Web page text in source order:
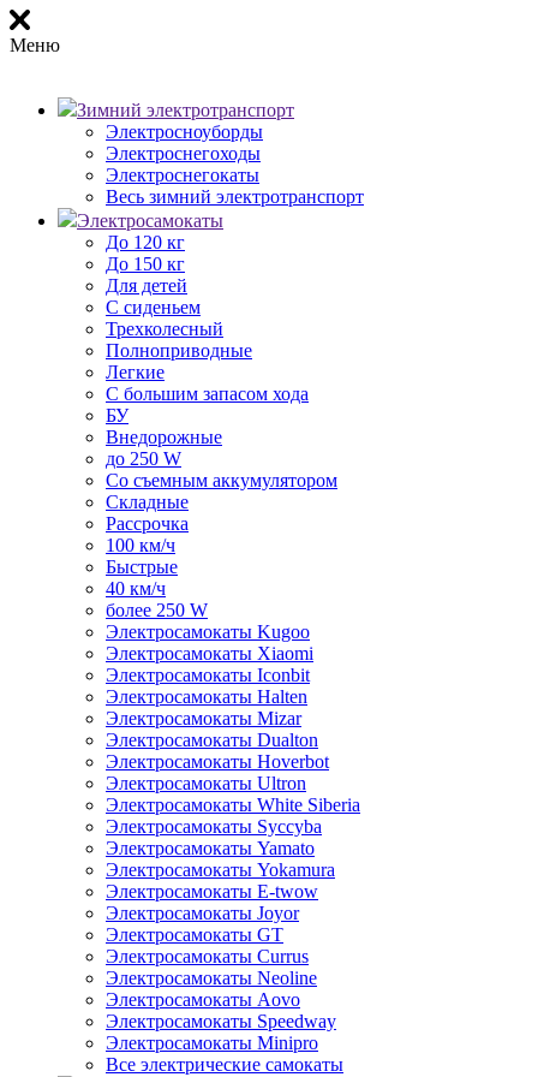
Меню
Зимний электротранспорт
Электросноуборды
Электроснегоходы
Электроснегокаты
Весь зимний электротранспорт
Электросамокаты
До 120 кг
До 150 кг
Для детей
С сиденьем
Трехколесный
Полноприводные
Легкие
С большим запасом хода
БУ
Внедорожные
до 250 W
Со съемным аккумулятором
Складные
Рассрочка
100 км/ч
Быстрые
40 км/ч
более 250 W
Электросамокаты Kugoo
Электросамокаты Xiaomi
Электросамокаты Iconbit
Электросамокаты Halten
Электросамокаты Mizar
Электросамокаты Dualton
Электросамокаты Hoverbot
Электросамокаты Ultron
Электросамокаты White Siberia
Электросамокаты Syccyba
Электросамокаты Yamato
Электросамокаты Yokamura
Электросамокаты E-twow
Электросамокаты Joyor
Электросамокаты GT
Электросамокаты Currus
Электросамокаты Neoline
Электросамокаты Aovo
Электросамокаты Speedway
Электросамокаты Minipro
Все электрические самокаты